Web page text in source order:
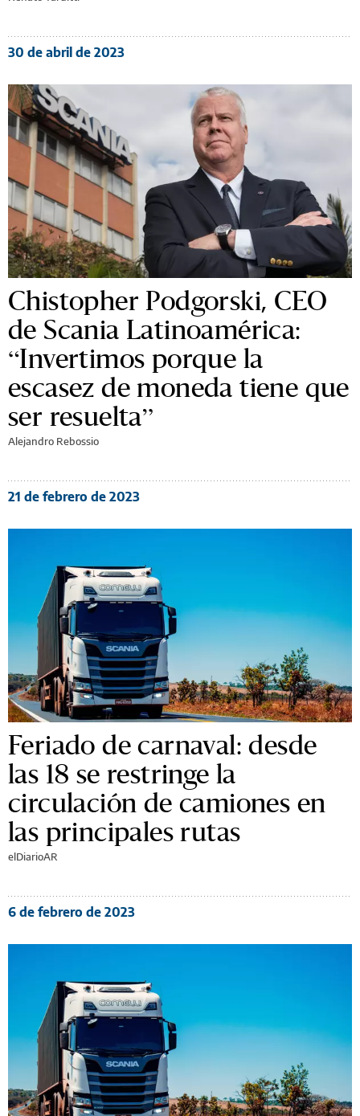
30 de abril de 2023
Chistopher Podgorski, CEO
de Scania Latinoamérica:
“Invertimos porque la
escasez de moneda tiene que
ser resuelta”
Alejandro Rebossio
21 de febrero de 2023
Feriado de carnaval: desde
las 18 se restringe la
circulación de camiones en
las principales rutas
elDiarioAR
6 de febrero de 2023